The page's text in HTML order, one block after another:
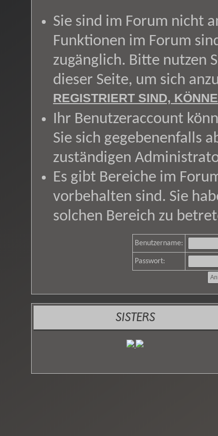
Sie sind im Forum nicht
Funktionen im Forum
zugänglich. Bitte nutzen
dieser Seite, um sich
REGISTRIERT SIND,
Ihr Benutzeraccount
Sie sich gegebenenfalls
zuständigen
Es gibt Bereiche im
vorbehalten sind. Sie
solchen Bereich zu
Benutzername:
Passwort:
SISTERS